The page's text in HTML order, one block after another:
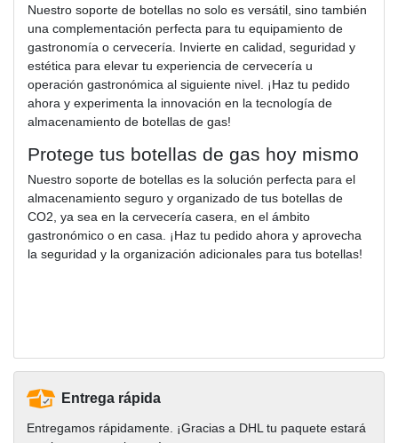
Nuestro soporte de botellas no solo es versátil, sino también
una complementación perfecta para tu equipamiento de
gastronomía o cervecería. Invierte en calidad, seguridad y
estética para elevar tu experiencia de cervecería u
operación gastronómica al siguiente nivel. ¡Haz tu pedido
ahora y experimenta la innovación en la tecnología de
almacenamiento de botellas de gas!
Protege tus botellas de gas hoy mismo
Nuestro soporte de botellas es la solución perfecta para el
almacenamiento seguro y organizado de tus botellas de
CO2, ya sea en la cervecería casera, en el ámbito
gastronómico o en casa. ¡Haz tu pedido ahora y aprovecha
la seguridad y la organización adicionales para tus botellas!
Entrega rápida
Entregamos rápidamente. ¡Gracias a DHL tu paquete estará